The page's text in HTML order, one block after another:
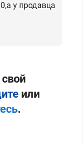
у продавца
или
.